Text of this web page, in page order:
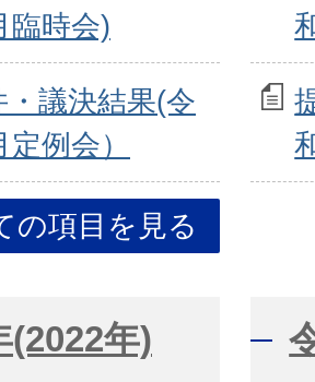
臨時会)
議決結果(令
例会）
の項目を見る
(2022年)